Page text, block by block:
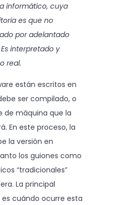
informático, cuya
es que no
por adelantado
interpretado y
real.
están escritos en
ser compilado, o
de máquina que la
En este proceso, la
la versión en
los guiones como
“tradicionales”
La principal
cuándo ocurre esta